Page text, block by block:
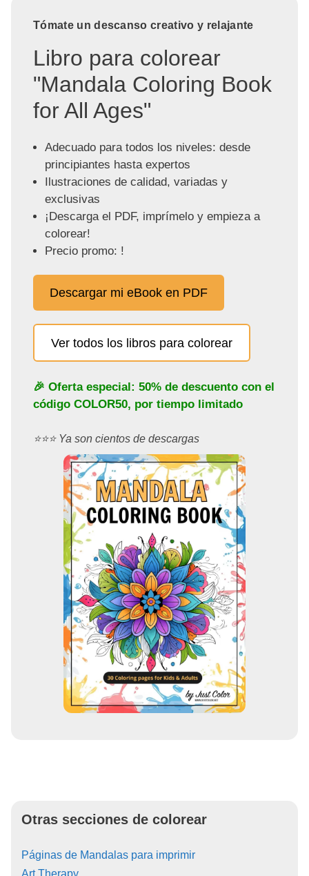
Tómate un descanso creativo y relajante
Libro para colorear
"Mandala Coloring Book
for All Ages"
Adecuado para todos los niveles: desde
principiantes hasta expertos
Ilustraciones de calidad, variadas y
exclusivas
¡Descarga el PDF, imprímelo y empieza a
colorear!
Precio promo: !
Descargar mi eBook en PDF
Ver todos los libros para colorear
🎉 Oferta especial: 50% de descuento con el
código COLOR50, por tiempo limitado
⭐️⭐️⭐️ Ya son cientos de descargas
Otras secciones de colorear
Páginas de Mandalas para imprimir
Art Therapy